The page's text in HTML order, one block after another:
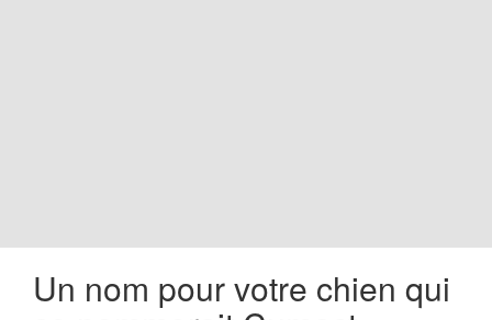
Un nom pour votre chien qui